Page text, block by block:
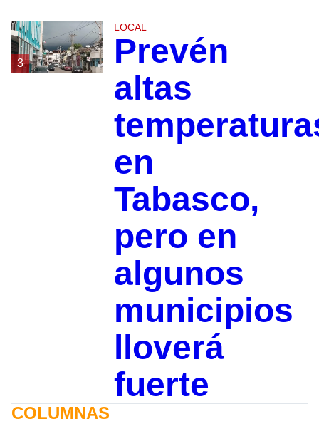
3
LOCAL
Prevén
altas
en
Tabasco,
pero en
algunos
municipios
lloverá
fuerte
COLUMNAS